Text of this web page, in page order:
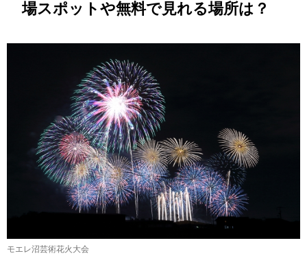
場スポットや無料で見れる場所は？
モエレ沼芸術花火大会